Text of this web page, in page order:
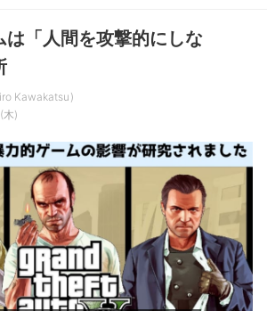
は「人間を攻撃的にしな
Kawakatsu
木)